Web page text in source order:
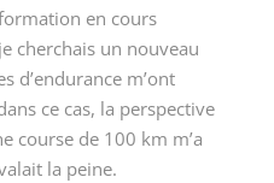
en cours
cherchais un nouveau
d’endurance m’ont
ce cas, la perspective
course de 100 km m’a
la peine.